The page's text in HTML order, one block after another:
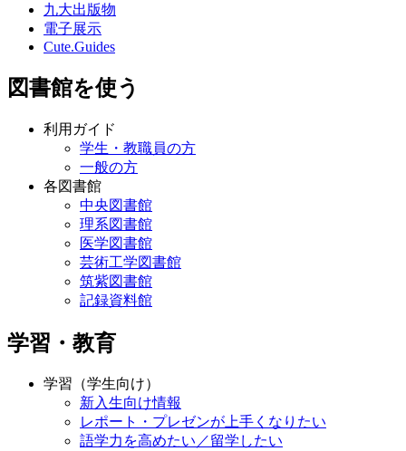
九大出版物
電子展示
Cute.Guides
図書館を使う
利用ガイド
学生・教職員の方
一般の方
各図書館
中央図書館
理系図書館
医学図書館
芸術工学図書館
筑紫図書館
記録資料館
学習・教育
学習（学生向け）
新入生向け情報
レポート・プレゼンが上手くなりたい
語学力を高めたい／留学したい